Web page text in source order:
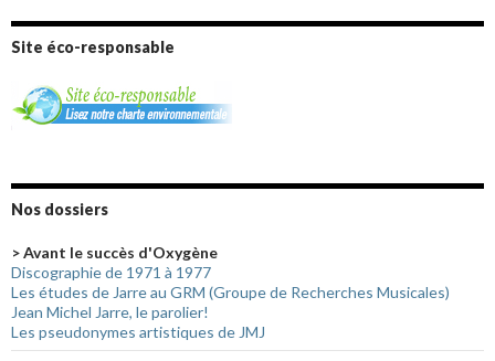
Site éco-responsable
Nos dossiers
> Avant le succès d'Oxygène
Discographie de 1971 à 1977
Les études de Jarre au GRM (Groupe de Recherches Musicales)
Jean Michel Jarre, le parolier!
Les pseudonymes artistiques de JMJ